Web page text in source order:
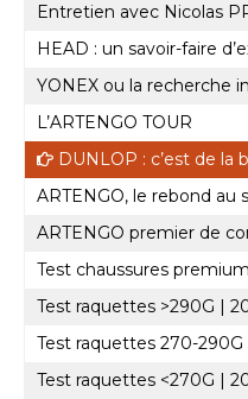
Entretien avec Nicolas
HEAD : un savoir-faire
YONEX ou la recherche
L’ARTENGO TOUR
DUNLOP : c’est de la
ARTENGO, le rebond au
ARTENGO premier de
Test chaussures premium
Test raquettes >290G |
Test raquettes 270-290G
Test raquettes <270G |